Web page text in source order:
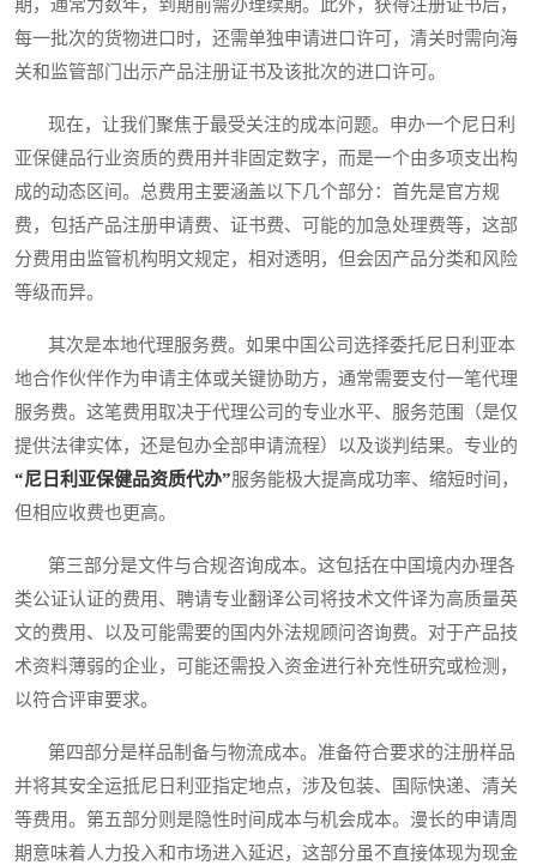
期，通常为数年，到期前需办理续期。此外，获得注册证书后，
每一批次的货物进口时，还需单独申请进口许可，清关时需向海
关和监管部门出示产品注册证书及该批次的进口许可。
现在，让我们聚焦于最受关注的成本问题。申办一个尼日利
亚保健品行业资质的费用并非固定数字，而是一个由多项支出构
成的动态区间。总费用主要涵盖以下几个部分：首先是官方规
费，包括产品注册申请费、证书费、可能的加急处理费等，这部
分费用由监管机构明文规定，相对透明，但会因产品分类和风险
等级而异。
其次是本地代理服务费。如果中国公司选择委托尼日利亚本
地合作伙伴作为申请主体或关键协助方，通常需要支付一笔代理
服务费。这笔费用取决于代理公司的专业水平、服务范围（是仅
提供法律实体，还是包办全部申请流程）以及谈判结果。专业的
“尼日利亚保健品资质代办”服务能极大提高成功率、缩短时间，
但相应收费也更高。
第三部分是文件与合规咨询成本。这包括在中国境内办理各
类公证认证的费用、聘请专业翻译公司将技术文件译为高质量英
文的费用、以及可能需要的国内外法规顾问咨询费。对于产品技
术资料薄弱的企业，可能还需投入资金进行补充性研究或检测，
以符合评审要求。
第四部分是样品制备与物流成本。准备符合要求的注册样品
并将其安全运抵尼日利亚指定地点，涉及包装、国际快递、清关
等费用。第五部分则是隐性时间成本与机会成本。漫长的申请周
期意味着人力投入和市场进入延迟，这部分虽不直接体现为现金